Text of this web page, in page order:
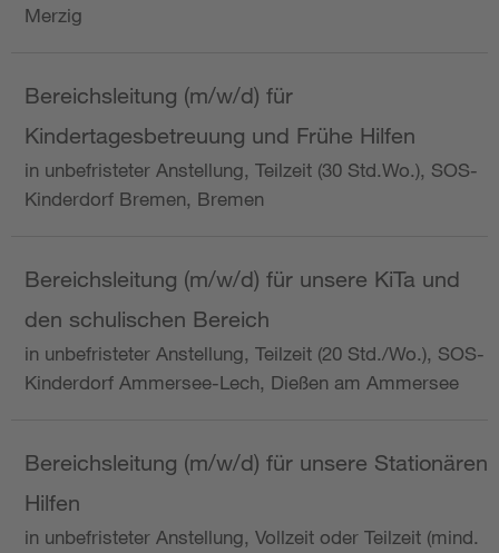
Merzig
Bereichsleitung (m/w/d) für
Kindertagesbetreuung und Frühe Hilfen
in unbefristeter Anstellung, Teilzeit (30 Std.Wo.), SOS-
Kinderdorf Bremen, Bremen
Bereichsleitung (m/w/d) für unsere KiTa und
den schulischen Bereich
in unbefristeter Anstellung, Teilzeit (20 Std./Wo.), SOS-
Kinderdorf Ammersee-Lech, Dießen am Ammersee
Bereichsleitung (m/w/d) für unsere Stationären
Hilfen
in unbefristeter Anstellung, Vollzeit oder Teilzeit (mind.